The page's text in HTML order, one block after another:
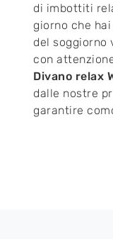
di imbottiti
giorno che
del soggiorno
con
Divano relax
dalle nostre
garantire